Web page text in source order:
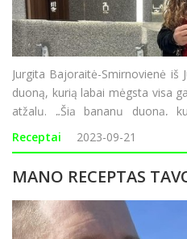
Jurgita Bajoraitė-Smirnovienė iš
duoną, kurią labai mėgsta visa
atžalų. „Šią bananų duoną,
kepame labai dažnai, net
radau i
Receptai 2023-09-21
MANO RECEPTAS